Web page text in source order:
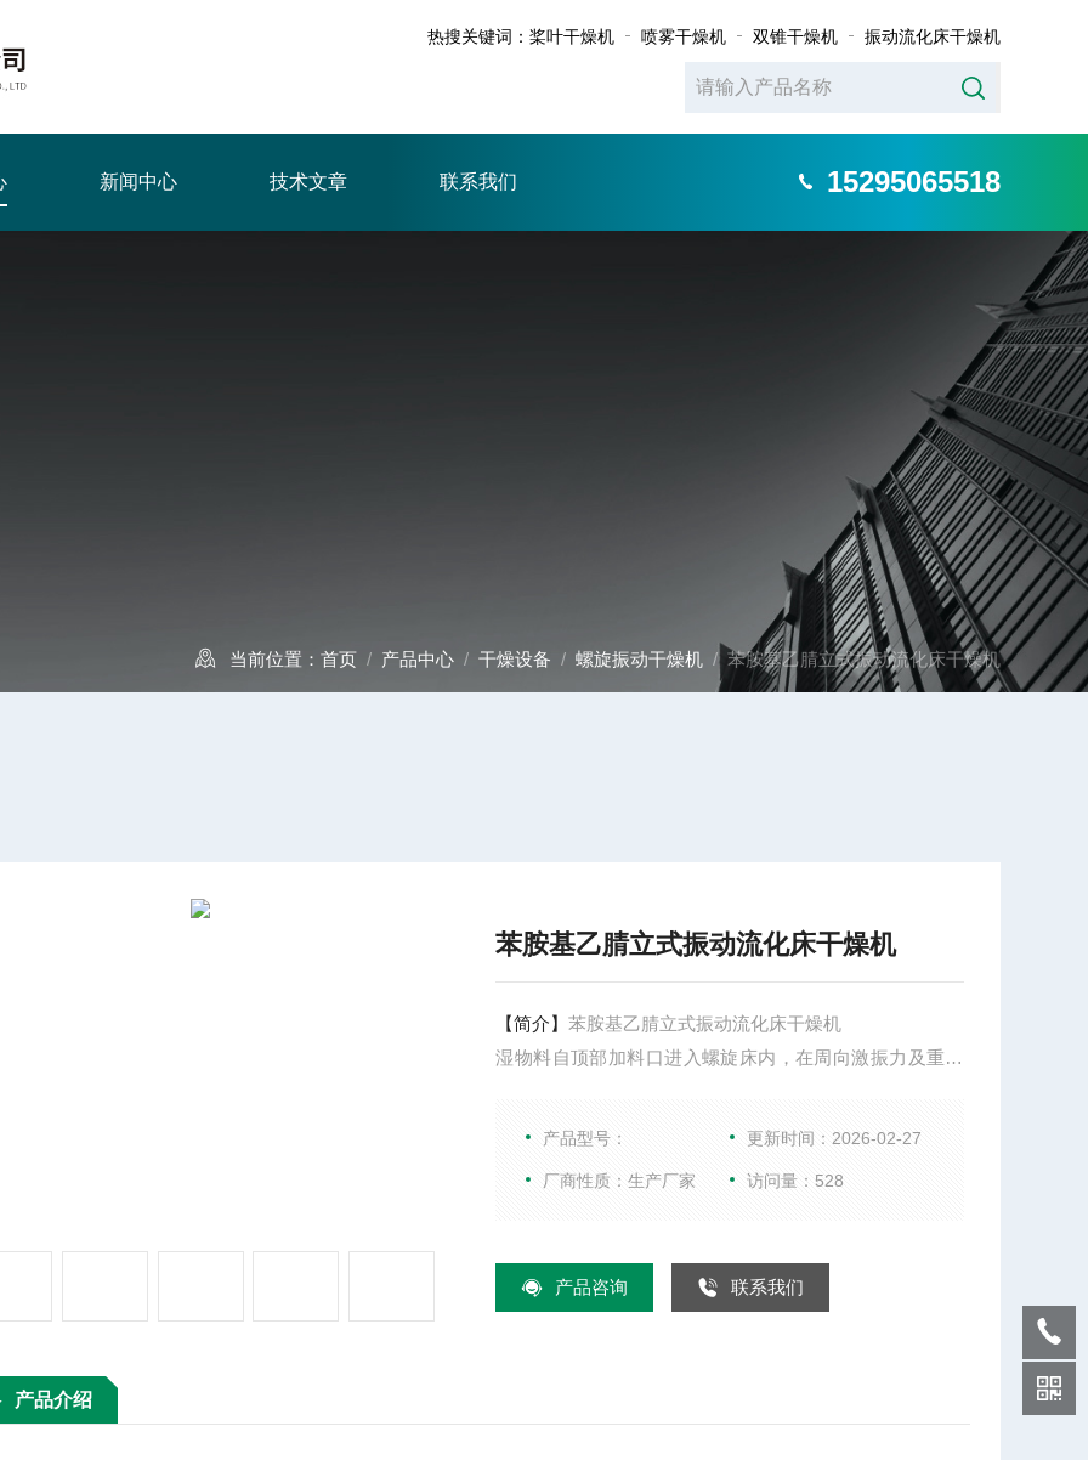
热搜关键词： 桨叶干燥机 喷雾干燥机 双锥干燥机 振动流化床干燥机
新闻中心 技术文章 联系我们 15295065518
当前位置： 首页 / 产品中心 / 干燥设备 / 螺旋振动干燥机 / 苯胺基乙腈立式振动流化床干燥机
苯胺基乙腈立式振动流化床干燥机
【简介】苯胺基乙腈立式振动流化床干燥机
湿物料自顶部加料口进入螺旋床内，在周向激振力及重力
旋床自上而下作跳跃运动，直至最底层出料，同时洁净的
与分布在床上的物料进行充分的传热和传质后，由顶部排
达到了干燥的目的。
产品型号： 更新时间：2026-02-27
厂商性质：生产厂家 访问量：528
产品咨询 联系我们
产品介绍